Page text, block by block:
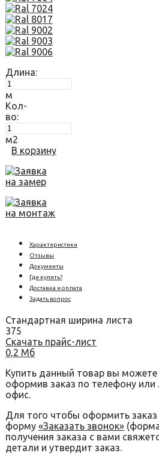
Длина:
м
Кол-
во:
м2
В корзину
Заявка
на замер
Заявка
на монтаж
Характеристики
Отзывы
Документы
Где купить?
Доставка и оплата
Задать вопрос
Стандартная ширина листа
375
Скачать прайс-лист
0,2 Мб
Купить данный товар вы можете
оформив заказ по телефону или
офис.
Для того чтобы оформить заказ
форму «Заказать звонок»
получения заказа с вами
детали и утвердит заказ.